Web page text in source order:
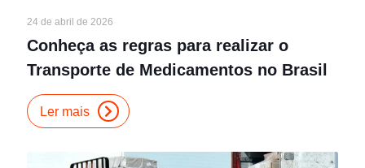
24 de abril de 2026
Conheça as regras para realizar o
Transporte de Medicamentos no Brasil
Ler mais